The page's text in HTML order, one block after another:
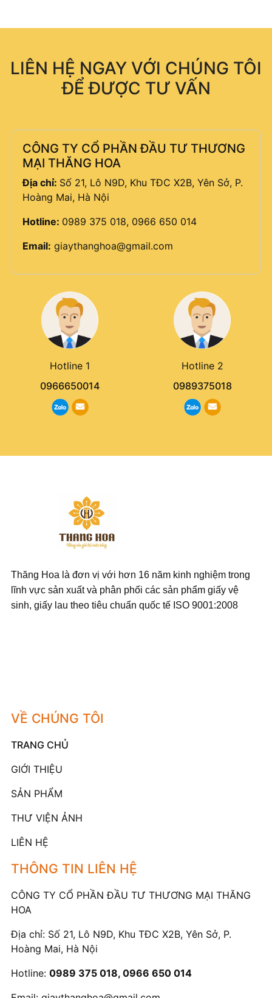
LIÊN HỆ NGAY VỚI CHÚNG TÔI
ĐỂ ĐƯỢC TƯ VẤN
CÔNG TY CỔ PHẦN ĐẦU TƯ THƯƠNG
MẠI THĂNG HOA
Địa chỉ: Số 21, Lô N9D, Khu TĐC X2B, Yên Sở, P.
Hoàng Mai, Hà Nội
Hotline: 0989 375 018, 0966 650 014
Email: giaythanghoa@gmail.com
Hotline 1
0966650014
Hotline 2
0989375018
Thăng Hoa là đơn vị với hơn 16 năm kinh nghiệm trong
lĩnh vực sản xuất và phân phối các sản phẩm giấy vệ
sinh, giấy lau theo tiêu chuẩn quốc tế ISO 9001:2008
VỀ CHÚNG TÔI
TRANG CHỦ
GIỚI THIỆU
SẢN PHẨM
THƯ VIỆN ẢNH
LIÊN HỆ
THÔNG TIN LIÊN HỆ
CÔNG TY CỔ PHẦN ĐẦU TƯ THƯƠNG MẠI THĂNG
HOA
Địa chỉ: Số 21, Lô N9D, Khu TĐC X2B, Yên Sở, P.
Hoàng Mai, Hà Nội
Hotline: 0989 375 018, 0966 650 014